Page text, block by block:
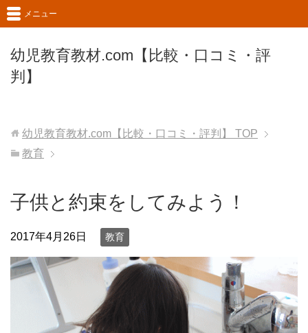
幼児教育教材.com【比較・口コミ・評
判】
メニュー
幼児教育教材.com【比較・口コミ・評判】
TOP
教育
子供と約束をしてみよう！
2017年4月26日 教育